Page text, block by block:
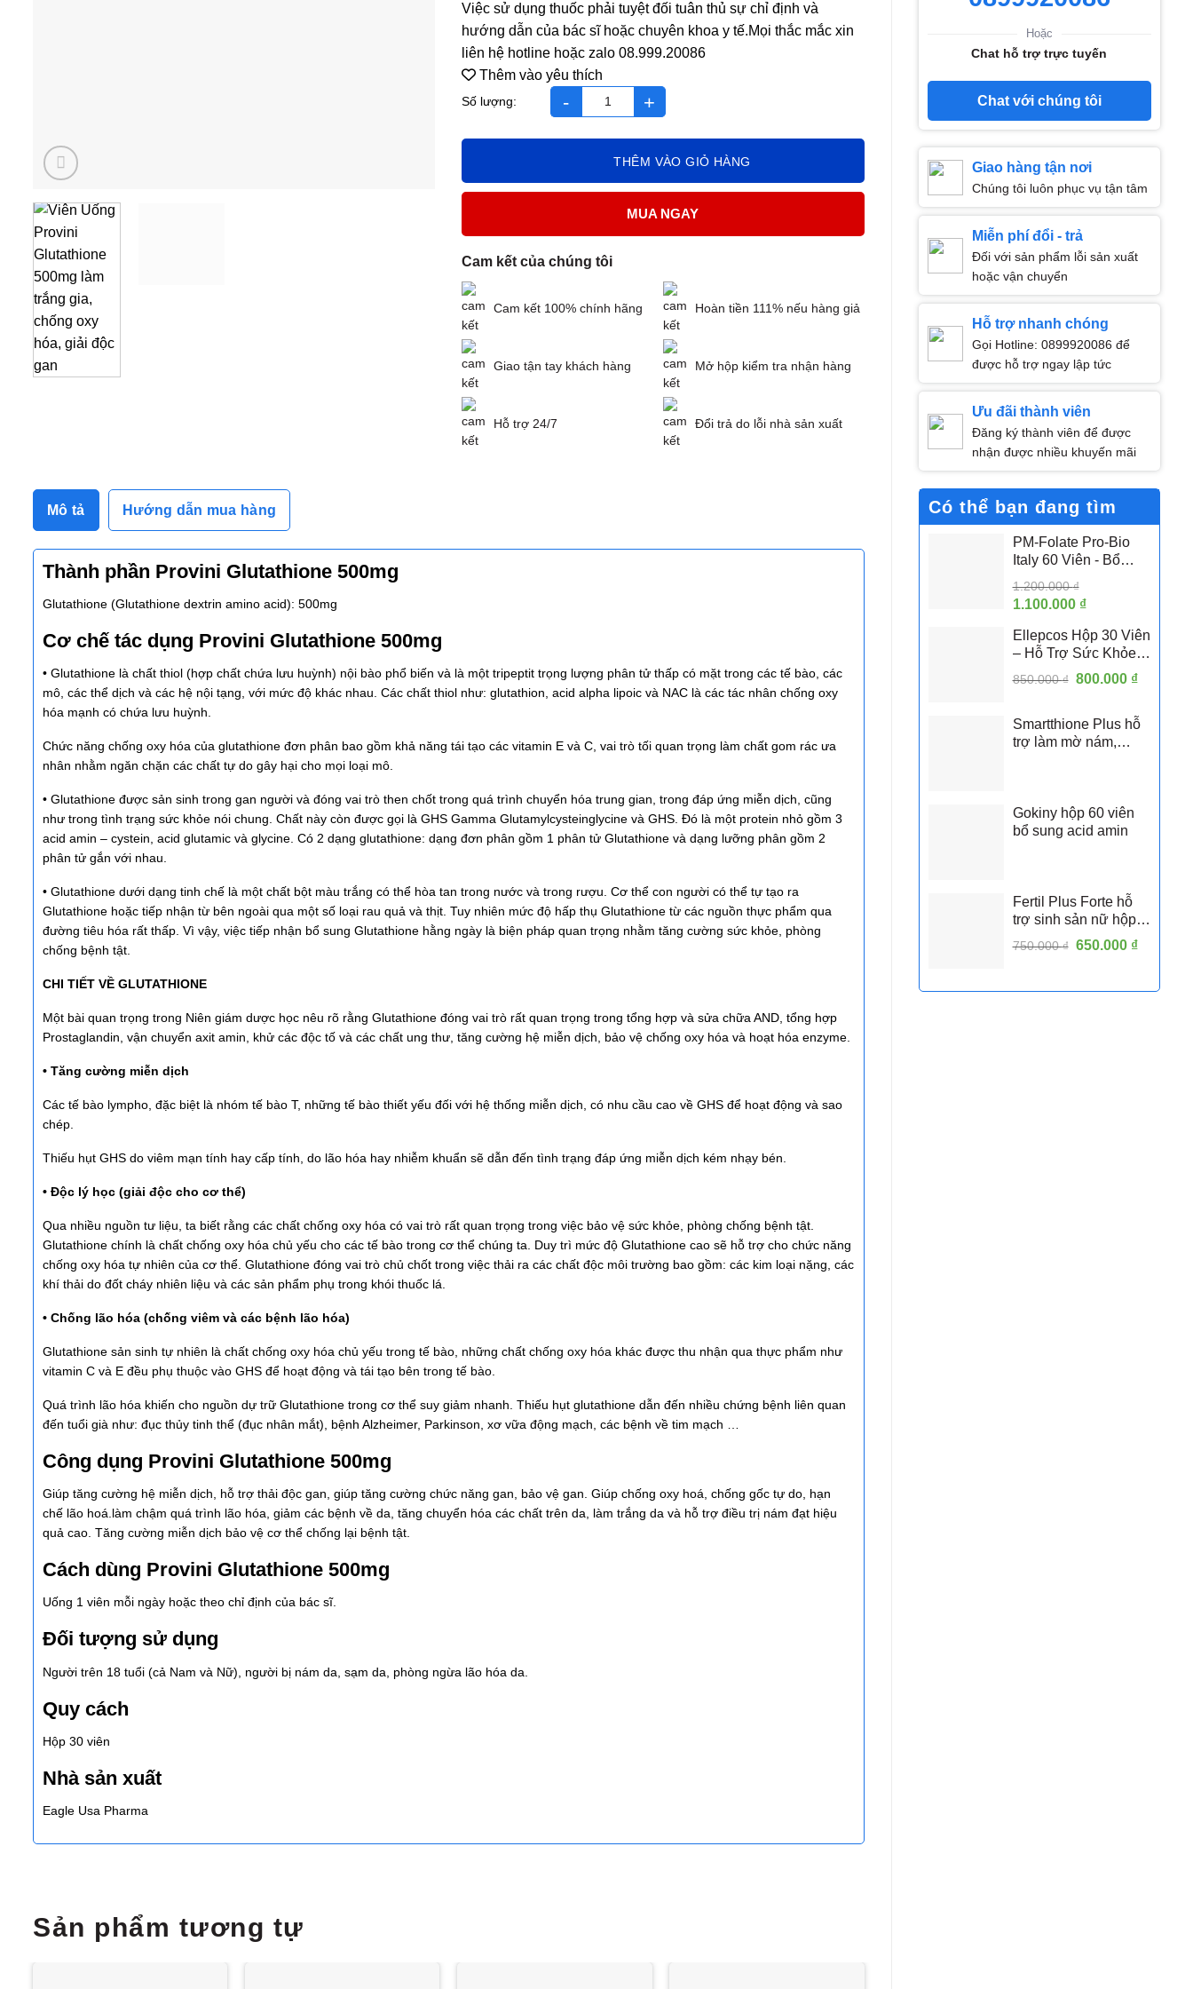
Hoặc
Chat hỗ trợ trực tuyến
Chat với chúng tôi
Giao hàng tận nơi
Chúng tôi luôn phục vụ tận tâm
Miễn phí đổi - trả
Đối với sản phẩm lỗi sản xuất
hoặc vận chuyển
Hỗ trợ nhanh chóng
Gọi Hotline: 0899920086 để
được hỗ trợ ngay lập tức
Ưu đãi thành viên
Đăng ký thành viên để được
nhận được nhiều khuyến mãi
Có thể bạn đang tìm
PM-Folate Pro-Bio
Italy 60 Viên - Bổ
Tính 5-MTHF Hỗ Trợ
Sức Khỏe Sinh Sản
Nữ
1.200.000₫
Giá
là:
1.200.000 ₫.
1.100.000 ₫Giá
tại
là:
1.100.000 ₫.
Ellepcos Hộp 30 Viên
– Hỗ Trợ Sức Khỏe
Sinh Sản Nữ, Hỗ Trợ
Phụ Nữ PCOS
850.000₫ Giá
850.000 ₫.
800.000 ₫
tại
Smartthione Plus hỗ
trợ làm mờ nám,
Gokiny hộp 60 viên
bổ sung acid amin
Fertil Plus Forte hỗ
trợ sinh sản nữ hộp
750.000₫ Giá
650.000 ₫
Viên Uống Provini Glutathione 500mg làm trắng gia, chống oxy hóa, giải độc gan số lượng
THÊM VÀO GIỎ HÀNG
MUA NGAY
Việc sử dụng thuốc phải tuyệt đối tuân thủ sự chỉ định và
hướng dẫn của bác sĩ hoặc chuyên khoa y tế.Mọi thắc mắc xin
liên hệ hotline hoặc zalo 08.999.20086
Cam kết của chúng tôi
Cam kết 100% chính hãng Hoàn tiền 111% nếu hàng giả
Giao tận tay khách hàng Mở hộp kiểm tra nhận hàng
Hỗ trợ 24/7 Đổi trả do lỗi nhà sản xuất
Thêm vào yêu thích
Mô tả Hướng dẫn mua hàng
Thành phần Provini Glutathione 500mg
Glutathione (Glutathione dextrin amino acid): 500mg
Cơ chế tác dụng Provini Glutathione 500mg
• Glutathione là chất thiol (hợp chất chứa lưu huỳnh) nội bào phổ biến và là một tripeptit trọng lượng phân tử thấp có mặt trong các tế bào, các
mô, các thể dịch và các hệ nội tạng, với mức độ khác nhau. Các chất thiol như: glutathion, acid alpha lipoic và NAC là các tác nhân chống oxy
hóa mạnh có chứa lưu huỳnh.
Chức năng chống oxy hóa của glutathione đơn phân bao gồm khả năng tái tạo các vitamin E và C, vai trò tối quan trọng làm chất gom rác ưa
nhân nhằm ngăn chặn các chất tự do gây hại cho mọi loại mô.
• Glutathione được sản sinh trong gan người và đóng vai trò then chốt trong quá trình chuyển hóa trung gian, trong đáp ứng miễn dịch, cũng
như trong tình trạng sức khỏe nói chung. Chất này còn được gọi là GHS Gamma Glutamylcysteinglycine và GHS. Đó là một protein nhỏ gồm 3
acid amin – cystein, acid glutamic và glycine. Có 2 dạng glutathione: dạng đơn phân gồm 1 phân tử Glutathione và dạng lưỡng phân gồm 2
phân tử gắn với nhau.
• Glutathione dưới dạng tinh chế là một chất bột màu trắng có thể hòa tan trong nước và trong rượu. Cơ thể con người có thể tự tạo ra
Glutathione hoặc tiếp nhận từ bên ngoài qua một số loại rau quả và thịt. Tuy nhiên mức độ hấp thụ Glutathione từ các nguồn thực phẩm qua
đường tiêu hóa rất thấp. Vì vậy, việc tiếp nhận bổ sung Glutathione hằng ngày là biện pháp quan trọng nhằm tăng cường sức khỏe, phòng
chống bệnh tật.
CHI TIẾT VỀ GLUTATHIONE
Một bài quan trọng trong Niên giám dược học nêu rõ rằng Glutathione đóng vai trò rất quan trọng trong tổng hợp và sửa chữa AND, tổng hợp
Prostaglandin, vận chuyển axit amin, khử các độc tố và các chất ung thư, tăng cường hệ miễn dịch, bảo vệ chống oxy hóa và hoạt hóa enzyme.
• Tăng cường miễn dịch
Các tế bào lympho, đặc biệt là nhóm tế bào T, những tế bào thiết yếu đối với hệ thống miễn dịch, có nhu cầu cao về GHS để hoạt động và sao
chép.
Thiếu hụt GHS do viêm mạn tính hay cấp tính, do lão hóa hay nhiễm khuẩn sẽ dẫn đến tình trạng đáp ứng miễn dịch kém nhạy bén.
• Độc lý học (giải độc cho cơ thể)
Qua nhiều nguồn tư liệu, ta biết rằng các chất chống oxy hóa có vai trò rất quan trọng trong việc bảo vệ sức khỏe, phòng chống bệnh tật.
Glutathione chính là chất chống oxy hóa chủ yếu cho các tế bào trong cơ thể chúng ta. Duy trì mức độ Glutathione cao sẽ hỗ trợ cho chức năng
chống oxy hóa tự nhiên của cơ thể. Glutathione đóng vai trò chủ chốt trong việc thải ra các chất độc môi trường bao gồm: các kim loại nặng, các
khí thải do đốt cháy nhiên liệu và các sản phẩm phụ trong khói thuốc lá.
• Chống lão hóa (chống viêm và các bệnh lão hóa)
Glutathione sản sinh tự nhiên là chất chống oxy hóa chủ yếu trong tế bào, những chất chống oxy hóa khác được thu nhận qua thực phẩm như
vitamin C và E đều phụ thuộc vào GHS để hoạt động và tái tạo bên trong tế bào.
Quá trình lão hóa khiến cho nguồn dự trữ Glutathione trong cơ thể suy giảm nhanh. Thiếu hụt glutathione dẫn đến nhiều chứng bệnh liên quan
đến tuổi già như: đục thủy tinh thể (đục nhân mắt), bệnh Alzheimer, Parkinson, xơ vữa động mạch, các bệnh về tim mạch …
Công dụng Provini Glutathione 500mg
Giúp tăng cường hệ miễn dịch, hỗ trợ thải độc gan, giúp tăng cường chức năng gan, bảo vệ gan. Giúp chống oxy hoá, chống gốc tự do, hạn
chế lão hoá.làm chậm quá trình lão hóa, giảm các bệnh về da, tăng chuyển hóa các chất trên da, làm trắng da và hỗ trợ điều trị nám đạt hiệu
quả cao. Tăng cường miễn dịch bảo vệ cơ thể chống lại bệnh tật.
Cách dùng Provini Glutathione 500mg
Uống 1 viên mỗi ngày hoặc theo chỉ định của bác sĩ.
Đối tượng sử dụng
Người trên 18 tuổi (cả Nam và Nữ), người bị nám da, sạm da, phòng ngừa lão hóa da.
Quy cách
Hộp 30 viên
Nhà sản xuất
Eagle Usa Pharma
Sản phẩm tương tự